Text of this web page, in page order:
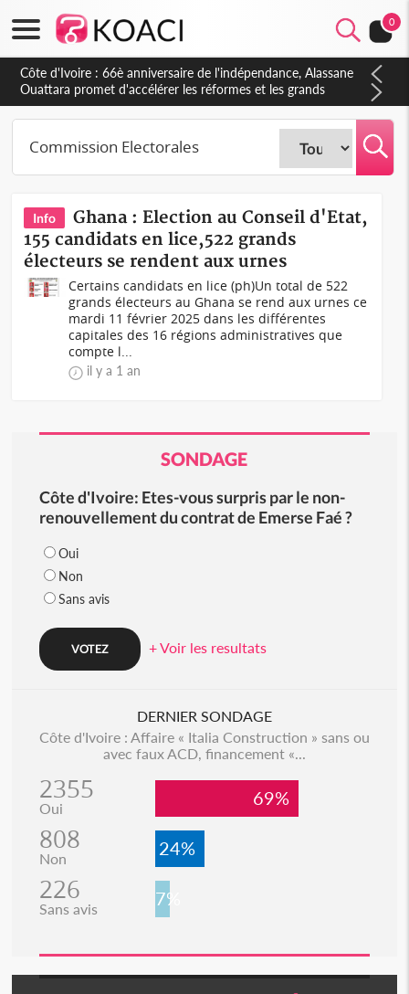
0
Côte d'Ivoire : 66è anniversaire de l'indépendance, Alassane
Ouattara promet d'accélérer les réformes et les grands
investissements pour une nation plus forte et plus prospère
Info
Ghana : Election au Conseil d'Etat,
155 candidats en lice,522 grands
électeurs se rendent aux urnes
Certains candidats en lice (ph)Un total de 522
grands électeurs au Ghana se rend aux urnes ce
mardi 11 février 2025 dans les différentes
capitales des 16 régions administratives que
compte l...
il y a 1 an
SONDAGE
Côte d'Ivoire: Etes-vous surpris par le non-
renouvellement du contrat de Emerse Faé ?
Oui
Non
Sans avis
+ Voir les resultats
DERNIER SONDAGE
Côte d'Ivoire : Affaire « Italia Construction » sans ou
avec faux ACD, financement «...
2355
Oui 69%
808
Non 24%
226
Sans avis 7%